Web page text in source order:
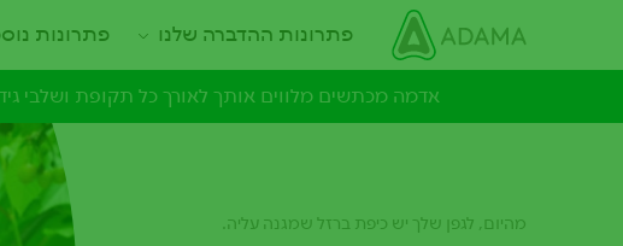
העיקרי
פתרונות ההדברה שלנו פתרונות
אדמה מכתשים מלווים אותך לאורך כל תקופת ושלבי
מהיום, לגפן שלך יש כיפת ברזל שמגנה עליה.